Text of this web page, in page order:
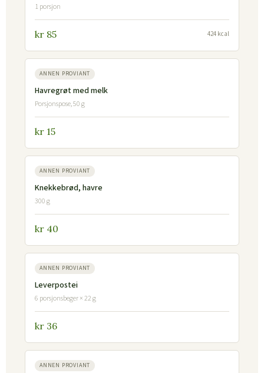
1 porsjon
kr 85 424 kcal
ANNEN PROVIANT
Havregrøt med melk
Porsjonspose, 50 g
kr 15
ANNEN PROVIANT
Knekkebrød, havre
300 g
kr 40
ANNEN PROVIANT
Leverpostei
6 porsjonsbeger × 22 g
kr 36
ANNEN PROVIANT